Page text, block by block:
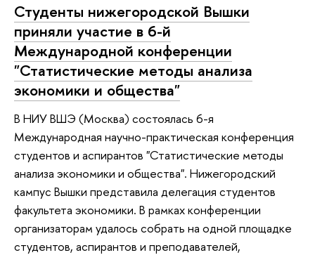
Студенты нижегородской Вышки
приняли участие в 6-й
Международной конференции
"Статистические методы анализа
экономики и общества"
В НИУ ВШЭ (Москва) состоялась 6-я
Международная научно-практическая конференция
студентов и аспирантов "Статистические методы
анализа экономики и общества". Нижегородский
кампус Вышки представила делегация студентов
факультета экономики. В рамках конференции
организаторам удалось собрать на одной площадке
студентов, аспирантов и преподавателей,